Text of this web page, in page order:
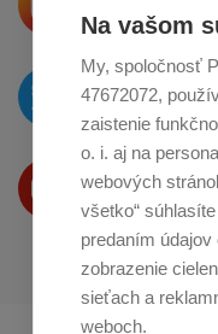
Na vašom
My, spoločnosť
47672072,
zaistenie
o. i. aj na
webových
všetko“
predaním
zobrazenie
sieťach a
weboch.
o
O novinkách
naTwitteri
Produkty Vám
na Youtube